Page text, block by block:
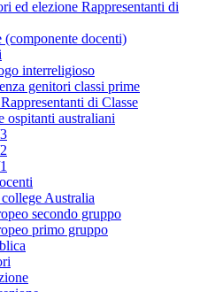
ed elezione Rappresentanti di
(componente docenti)
interreligioso
genitori classi prime
di Classe
ospitanti australiani
Australia
secondo gruppo
primo gruppo